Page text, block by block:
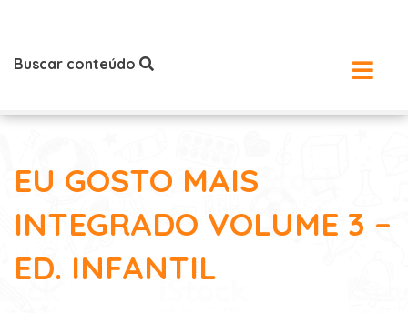
Buscar conteúdo
EU GOSTO MAIS
INTEGRADO VOLUME 3 –
ED. INFANTIL